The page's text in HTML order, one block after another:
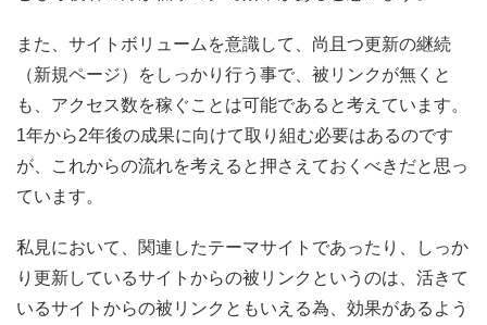
また、サイトボリュームを意識して、尚且つ更新の継続
（新規ページ）をしっかり行う事で、被リンクが無くと
も、アクセス数を稼ぐことは可能であると考えています。
1年から2年後の成果に向けて取り組む必要はあるのです
が、これからの流れを考えると押さえておくべきだと思っ
ています。
私見において、関連したテーマサイトであったり、しっか
り更新しているサイトからの被リンクというのは、活きて
いるサイトからの被リンクともいえる為、効果があるよう